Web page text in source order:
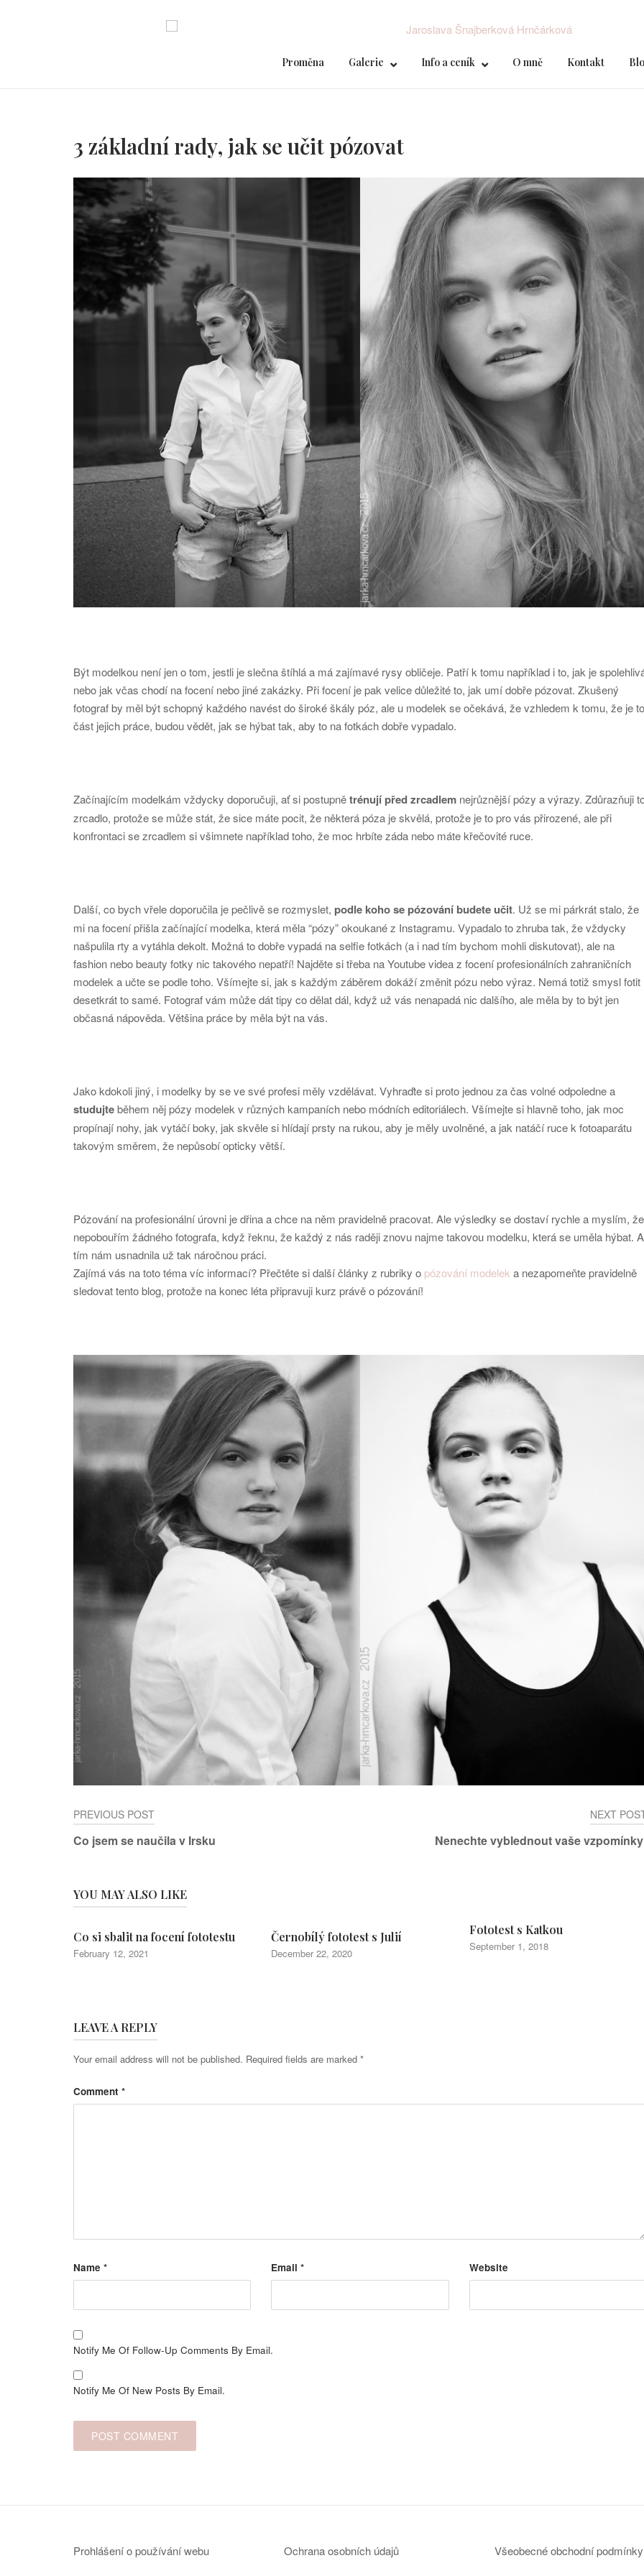
Proměna Galerie Info a ceník O mně Kontakt
3 základní rady, jak se učit pózovat
Být modelkou není jen o tom, jestli je slečna štíhlá a má zajímavé rysy obličeje. Patří k tomu například i to, jak je
nebo jak včas chodí na focení nebo jiné zakázky. Při focení je pak velice důležité to, jak umí dobře pózovat. Zkušený
fotograf by měl být schopný každého navést do široké škály póz, ale u modelek se očekává, že vzhledem k tomu, že je to
část jejich práce, budou vědět, jak se hýbat tak, aby to na fotkách dobře vypadalo.
Začínajícím modelkám vždycky doporučuji, ať si postupnětrénují před zrcadlem nejrůznější pózy a výrazy. Zdůrazňuji
zrcadlo, protože se může stát, že sice máte pocit, že některá póza je skvělá, protože je to pro vás přirozené, ale při
konfrontaci se zrcadlem si všimnete například toho, že moc hrbíte záda nebo máte křečovité ruce.
Další, co bych vřele doporučila je pečlivě se rozmyslet, podle koho se pózování budete učit. Už se mi párkrát stalo, že
mi na focení přišla začínající modelka, která měla “pózy” okoukané z Instagramu. Vypadalo to zhruba tak, že vždycky
našpulila rty a vytáhla dekolt. Možná to dobře vypadá na selfie fotkách (a i nad tím bychom mohli diskutovat), ale na
fashion nebo beauty fotky nic takového nepatří! Najděte si třeba na Youtube videa z focení profesionálních zahraničních
modelek a učte se podle toho. Všímejte si, jak s každým záběrem dokáží změnit pózu nebo výraz. Nemá totiž smysl fotit
desetkrát to samé. Fotograf vám může dát tipy co dělat dál, když už vás nenapadá nic dalšího, ale měla by to být jen
občasná nápověda. Většina práce by měla být na vás.
Jako kdokoli jiný, i modelky by se ve své profesi měly vzdělávat. Vyhraďte si proto jednou za čas volné odpoledne a
studujteběhem něj pózy modelek v různých kampaních nebo módních editoriálech. Všímejte si hlavně toho, jak moc
propínají nohy, jak vytáčí boky, jak skvěle si hlídají prsty na rukou, aby je měly uvolněné, a jak natáčí ruce k fotoaparátu
takovým směrem, že nepůsobí opticky větší.
Pózování na profesionální úrovni je dřina a chce na něm pravidelně pracovat. Ale výsledky se dostaví rychle a myslím, že
nepobouřím žádného fotografa, když řeknu, že každý z nás raději znovu najme takovou modelku, která se uměla hýbat. A
tím nám usnadnila už tak náročnou práci.
Zajímá vás na toto téma víc informací? Přečtěte si další články z rubriky o pózování modelek a nezapomeňte pravidelně
sledovat tento blog, protože na konec léta připravuji kurz právě o pózování!
Post
navigation
PREVIOUS POST
Co jsem se naučila v Irsku
NEXT
Nenechte vyblednout vaše
YOU MAY ALSO LIKE
Co si sbalit na focení fototestu
February 12, 2021
Černobílý fototest s Julií
December 22, 2020
Fototest s Katkou
September 1, 2018
LEAVE A REPLY
Your email address will not be published. Required fields are marked *
Comment *
Name * Email* Website
Notify Me Of Follow-Up Comments By Email.
Notify Me Of New Posts By Email.
Prohlášení o používání webu Ochrana osobních údajů Všeobecné obchodní podmínky